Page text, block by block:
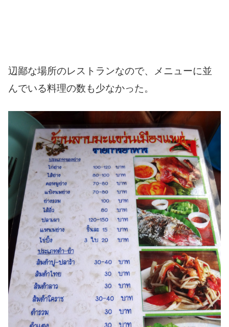
辺鄙な場所のレストランなので、メニューに並
んでいる料理の数も少なかった。